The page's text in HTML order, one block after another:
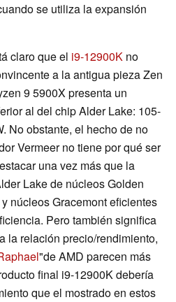
se utiliza la expansión
claro que el i9-12900K no
a la antigua pieza Zen
9 5900X presenta un
al del chip Alder Lake: 105-
No obstante, el hecho de no
Vermeer no tiene por qué ser
una vez más que la
Lake de núcleos Golden
núcleos Gracemont eficientes
Pero también significa
la relación precio/rendimiento,
"de AMD parecen más
final i9-12900K debería
que el mostrado en estos